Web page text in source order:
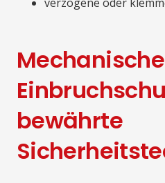
bewährte